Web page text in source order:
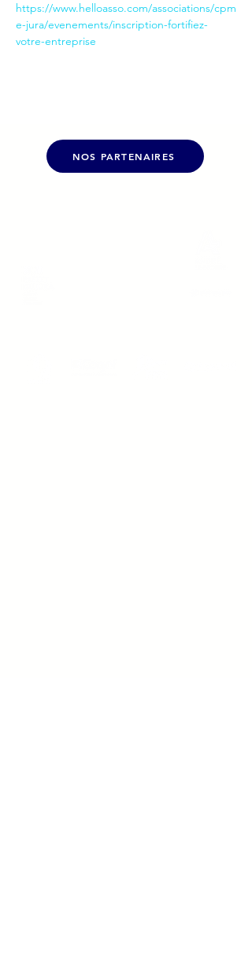
https://www.helloasso.com/associations/cpm
e-jura/evenements/inscription-fortifiez-
votre-entreprise
NOS PARTENAIRES